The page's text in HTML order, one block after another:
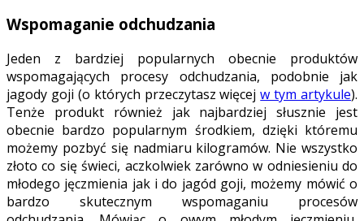
Wspomaganie odchudzania
Jeden z bardziej popularnych obecnie produktów
wspomagających procesy odchudzania, podobnie jak
jagody goji (o których przeczytasz więcejw tym artykule).
Tenże produkt również jak najbardziej słusznie jest
obecnie bardzo popularnym środkiem, dzięki któremu
możemy pozbyć się nadmiaru kilogramów. Nie wszystko
złoto co się świeci, aczkolwiek zarówno w odniesieniu do
młodego jęczmienia jak i do jagód goji, możemy mówić o
bardzo skutecznym wspomaganiu procesów